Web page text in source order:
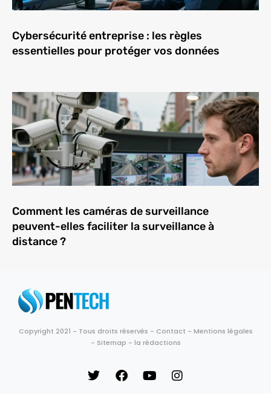
Cybersécurité entreprise : les règles
essentielles pour protéger vos données
Comment les caméras de surveillance
peuvent-elles faciliter la surveillance à
distance ?
Copyright 2021 - Tous droits réservés - Contact - Mentions légales
- Sitemap - la rédactions